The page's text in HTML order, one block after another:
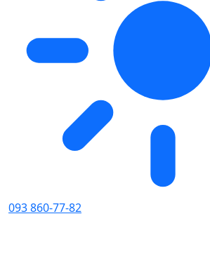
093 860-77-82